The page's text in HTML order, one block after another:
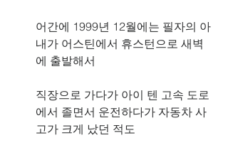
어간에 1999년 12월에는 필자의 아
내가 어스틴에서 휴스턴으로 새벽
에 출발해서
직장으로 가다가 아이 텐 고속 도로
에서 졸면서 운전하다가 자동차 사
고가 크게 났던 적도